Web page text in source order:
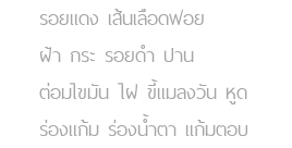
รอยแดง เส้นเลือดฟอย
ฝ้า กระ รอยดำ ปาน
ต่อมไขมัน ไฝ ขี้แมลงวัน หูด
ร่องแก้ม ร่องน้ำตา แก้มตอบ